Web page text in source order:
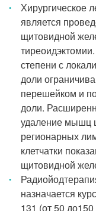
Хирургическое
является
щитовидной
степени с
доли
перешейком и
доли.
удаление мышц
регионарных
клетчатки
щитовидной
назначается
131 (от 50